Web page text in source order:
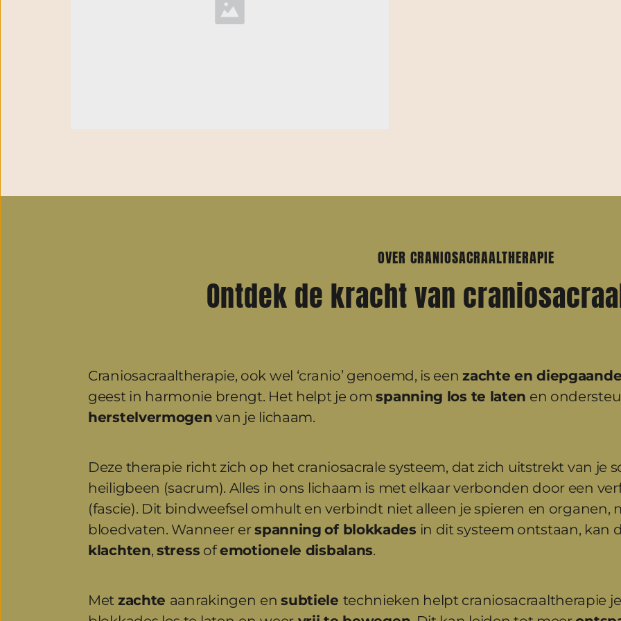
OVER CRANIOSACRAALTHERAPIE
Ontdek de kracht van
Craniosacraaltherapie, ook wel ‘cranio’ genoemd, is een zachte en diepgaande
geest in harmonie brengt. Het helpt je om spanning los te laten en
herstelvermogen van je lichaam.
Deze therapie richt zich op het craniosacrale systeem, dat zich uitstrekt van je
heiligbeen (sacrum). Alles in ons lichaam is met elkaar verbonden door een
(fascie). Dit bindweefsel omhult en verbindt niet alleen je spieren en organen,
bloedvaten. Wanneer er spanning of blokkades in dit systeem ontstaan, kan
klachten, stress of emotionele disbalans.
Met zachte aanrakingen en subtiele technieken helpt craniosacraaltherapie